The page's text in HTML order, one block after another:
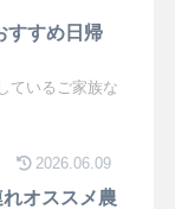
すすめ日帰
ているご家族な
2026.06.09
オススメ農